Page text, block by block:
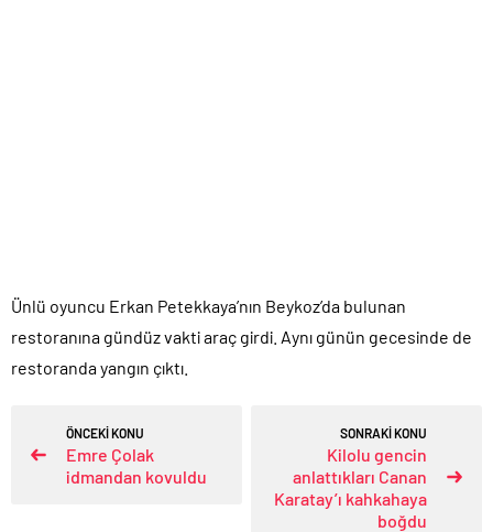
Ünlü oyuncu Erkan Petekkaya’nın Beykoz’da bulunan
restoranına gündüz vakti araç girdi. Aynı günün gecesinde de
restoranda yangın çıktı.
ÖNCEKİ KONU
Emre Çolak
idmandan kovuldu
SONRAKİ KONU
Kilolu gencin
anlattıkları Canan
Karatay’ı kahkahaya
boğdu